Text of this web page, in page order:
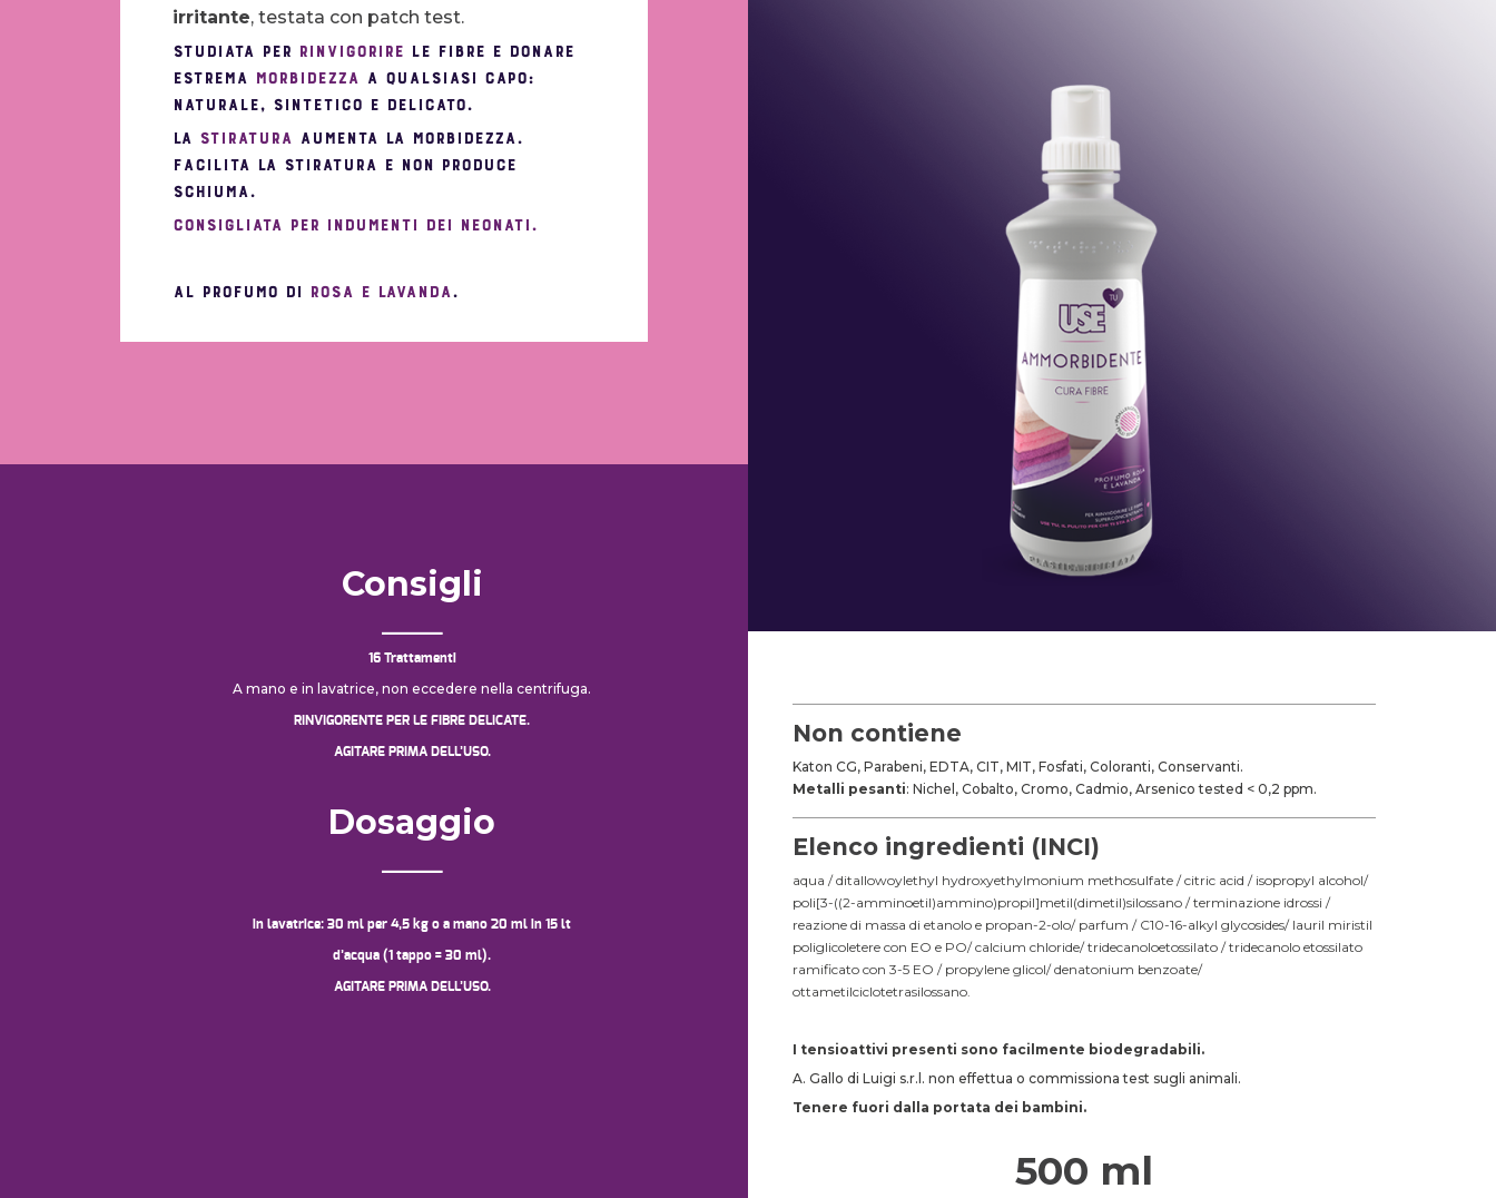
irritante, testata con patch test.
Studiata per rinvigorire le fibre e donare
estrema morbidezza a qualsiasi capo:
naturale, sintetico e delicato.
La stiratura aumenta la morbidezza.
Facilita la stiratura e non produce
schiuma.
Consigliata per indumenti dei neonati.
Al profumo di rosa e lavanda.
Consigli
16 Trattamenti
A mano e in lavatrice, non eccedere nella centrifuga.
RINVIGORENTE PER LE FIBRE DELICATE.
AGITARE PRIMA DELL’USO.
Dosaggio
in lavatrice: 30 ml per 4,5 kg o a mano 20 ml in 15 lt
d’acqua (1 tappo = 30 ml).
AGITARE PRIMA DELL’USO.
Non contiene
Katon CG, Parabeni, EDTA, CIT, MIT, Fosfati, Coloranti, Conservanti.
Metalli pesanti: Nichel, Cobalto, Cromo, Cadmio, Arsenico tested < 0,2 ppm.
Elenco ingredienti (INCI)
aqua / ditallowoylethyl hydroxyethylmonium methosulfate / citric acid / isopropyl alcohol/
poli[3-((2-amminoetil)ammino)propil]metil(dimetil)silossano / terminazione idrossi /
reazione di massa di etanolo e propan-2-olo/ parfum / C10-16-alkyl glycosides/ lauril miristil
poliglicoletere con EO e PO/ calcium chloride/ tridecanoloetossilato / tridecanolo etossilato
ramificato con 3-5 EO / propylene glicol/ denatonium benzoate/
ottametilciclotetrasilossano.
I tensioattivi presenti sono facilmente biodegradabili.
A. Gallo di Luigi s.r.l. non effettua o commissiona test sugli animali.
Tenere fuori dalla portata dei bambini.
500 ml